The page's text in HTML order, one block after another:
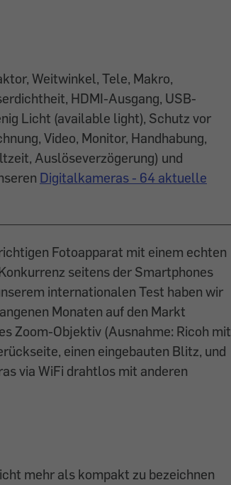
Weitwinkel, Tele, Makro,
HDMI-Ausgang, USB-
Licht (available light), Schutz vor
Video, Monitor, Handhabung,
Auslöseverzögerung) und
Digitalkameras - 64 aktuelle
Fotoapparat mit einem echten
seitens der Smartphones
internationalen Test haben wir
Monaten auf den Markt
Zoom-Objektiv (Ausnahme: Ricoh mit
einen eingebauten Blitz, und
via WiFi drahtlos mit anderen
mehr als kompakt zu bezeichnen